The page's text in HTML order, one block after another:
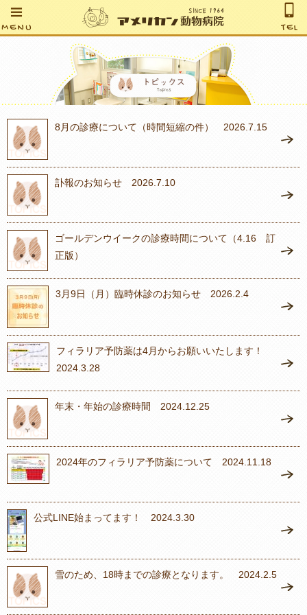
MENU TEL
8月の診療について（時間短縮の件） 2026.7.15
訃報のお知らせ 2026.7.10
ゴールデンウイークの診療時間について（4.16 訂
正版）
3月9日（月）臨時休診のお知らせ 2026.2.4
フィラリア予防薬は4月からお願いいたします！
2024.3.28
年末・年始の診療時間 2024.12.25
2024年のフィラリア予防薬について 2024.11.18
公式LINE始まってます！ 2024.3.30
雪のため、18時までの診療となります。 2024.2.5